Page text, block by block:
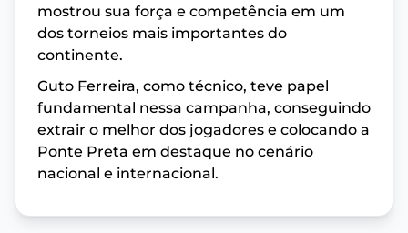
mostrou sua força e competência em um
dos torneios mais importantes do
continente.
Guto Ferreira, como técnico, teve papel
fundamental nessa campanha, conseguindo
extrair o melhor dos jogadores e colocando a
Ponte Preta em destaque no cenário
nacional e internacional.